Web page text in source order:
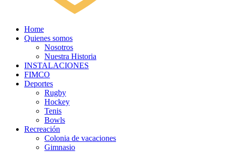
Home
Quienes somos
Nosotros
Nuestra Historia
INSTALACIONES
FIMCO
Deportes
Rugby
Hockey
Tenis
Bowls
Recreación
Colonia de vacaciones
Gimnasio